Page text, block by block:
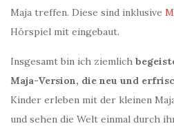
Maja treffen. Diese sind inklusive
Hörspiel mit eingebaut.
Insgesamt bin ich ziemlich
Maja-Version, die neu und
Kinder erleben mit der kleinen
und sehen die Welt einmal durch